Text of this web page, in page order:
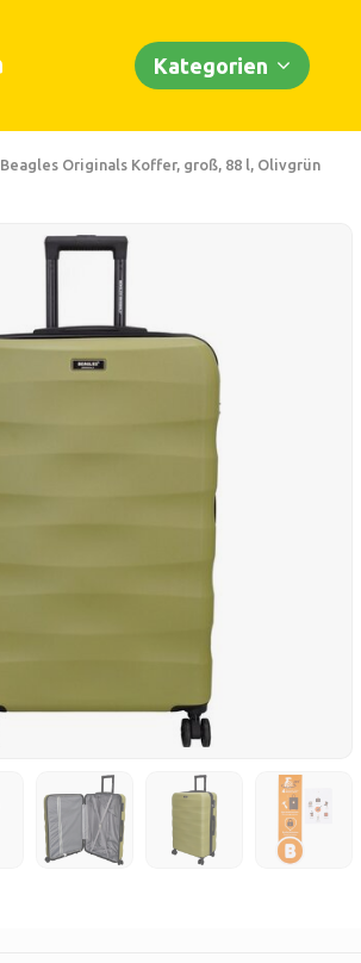
Kategorien
Beagles Originals Koffer, groß, 88 l, Olivgrün